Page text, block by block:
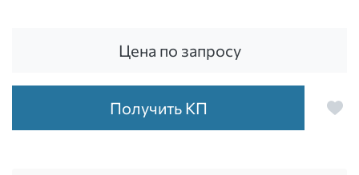
Цена по запросу
Получить КП